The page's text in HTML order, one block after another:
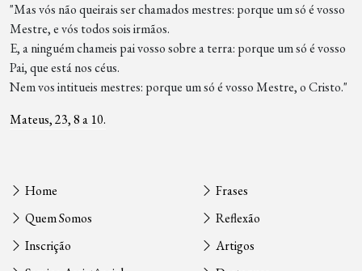
"Mas vós não queirais ser chamados mestres: porque um só é vosso
Mestre, e vós todos sois irmãos.
E, a ninguém chameis pai vosso sobre a terra: porque um só é vosso
Pai, que está nos céus.
Nem vos intitueis mestres: porque um só é vosso Mestre, o Cristo."
Mateus, 23, 8 a 10.
Home
Quem Somos
Inscrição
Frases
Reflexão
Artigos